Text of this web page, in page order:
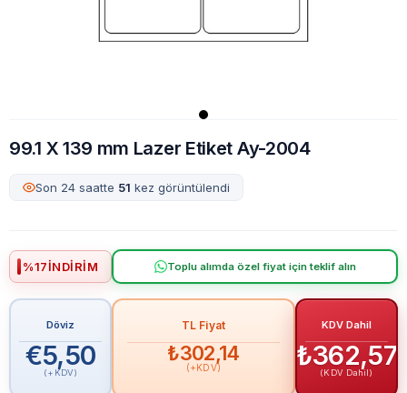
99.1 X 139 mm Lazer Etiket Ay-2004
Son 24 saatte 51 kez görüntülendi
%17İNDIRIM Toplu alımda özel fiyat için teklif alın
Döviz
€5,50
(+KDV)
TL Fiyat
₺302,14
(+KDV)
KDV Dahil
₺362,57
(KDV Dahil)